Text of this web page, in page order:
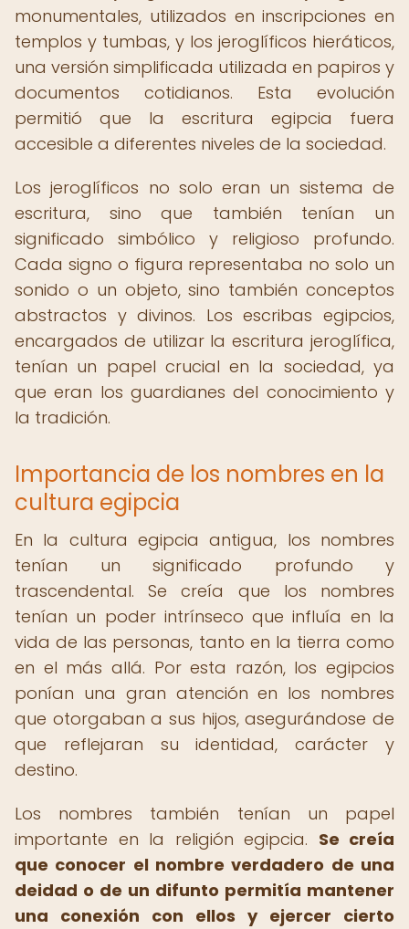
monumentales, utilizados en inscripciones en
templos y tumbas, y los jeroglíficos hieráticos,
una versión simplificada utilizada en papiros y
documentos cotidianos. Esta evolución
permitió que la escritura egipcia fuera
accesible a diferentes niveles de la sociedad.
Los jeroglíficos no solo eran un sistema de
escritura, sino que también tenían un
significado simbólico y religioso profundo.
Cada signo o figura representaba no solo un
sonido o un objeto, sino también conceptos
abstractos y divinos. Los escribas egipcios,
encargados de utilizar la escritura jeroglífica,
tenían un papel crucial en la sociedad, ya
que eran los guardianes del conocimiento y
la tradición.
Importancia de los nombres en la
cultura egipcia
En la cultura egipcia antigua, los nombres
tenían un significado profundo y
trascendental. Se creía que los nombres
tenían un poder intrínseco que influía en la
vida de las personas, tanto en la tierra como
en el más allá. Por esta razón, los egipcios
ponían una gran atención en los nombres
que otorgaban a sus hijos, asegurándose de
que reflejaran su identidad, carácter y
destino.
Los nombres también tenían un papel
importante en la religión egipcia. Se creía
que conocer el nombre verdadero de una
deidad o de un difunto permitía mantener
una conexión con ellos y ejercer cierto